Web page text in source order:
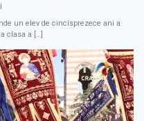
un elev de cincisprezece ani a
clasa a […]